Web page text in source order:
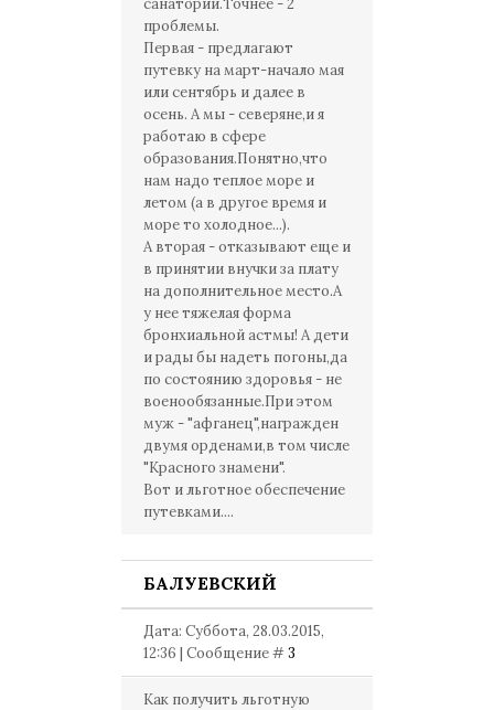
санаторий.Точнее - 2
проблемы.
Первая - предлагают
путевку на март-начало мая
или сентябрь и далее в
осень. А мы - северяне,и я
работаю в сфере
образования.Понятно,что
нам надо теплое море и
летом (а в другое время и
море то холодное...).
А вторая - отказывают еще и
в принятии внучки за плату
на дополнительное место.А
у нее тяжелая форма
бронхиальной астмы! А дети
и рады бы надеть погоны,да
по состоянию здоровья - не
военообязанные.При этом
муж - "афганец",награжден
двумя орденами,в том числе
"Красного знамени".
Вот и льготное обеспечение
путевками....
БАЛУЕВСКИЙ
Дата: Суббота, 28.03.2015,
12:36 | Сообщение #3
Как получить льготную